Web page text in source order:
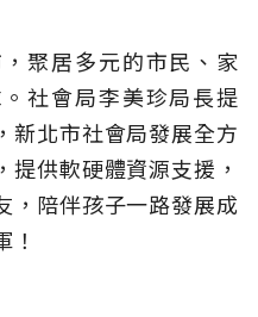
聚居多元的市民、家
社會局李美珍局長提
新北市社會局發展全方
供軟硬體資源支援，
，陪伴孩子一路發展成